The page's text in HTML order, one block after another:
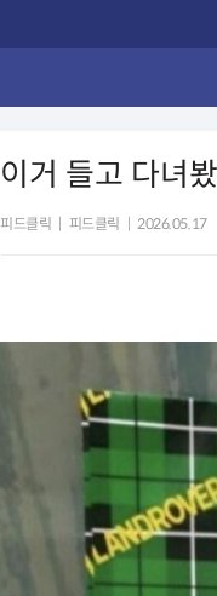
이거 들고 다녀
피드클릭 피드클릭 2026.05.17